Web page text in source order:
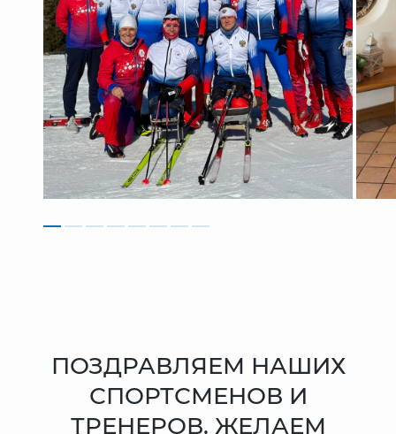
ПОЗДРАВЛЯЕМ НАШИХ
СПОРТСМЕНОВ И
ТРЕНЕРОВ. ЖЕЛАЕМ